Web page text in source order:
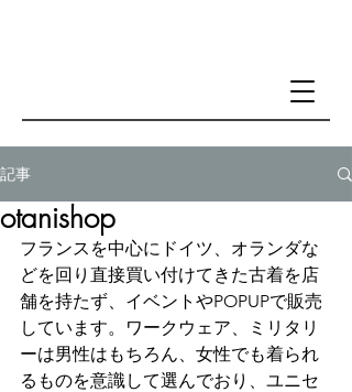
記事
otanishop
フランスを中心にドイツ、オランダな
どを回り直接買い付けてきた古着を店
舗を持たず、イベントやPOPUPで販売
しています。ワークウェア、ミリタリ
ーは男性はもちろん、女性でも着られ
るものを意識して選んでおり、ユニセ